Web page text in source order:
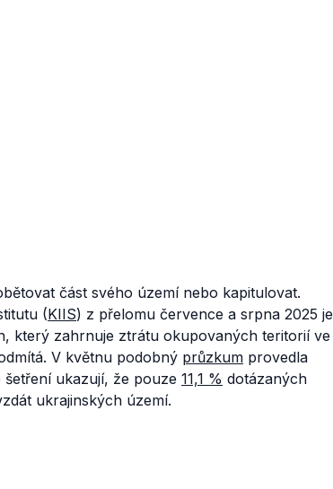
část svého území nebo kapitulovat.
(KIIS) z přelomu července a srpna 2025 je
který zahrnuje ztrátu okupovaných teritorií ve
V květnu podobný průzkum provedla
ukazují, že pouze 11,1 % dotázaných
ukrajinských území.